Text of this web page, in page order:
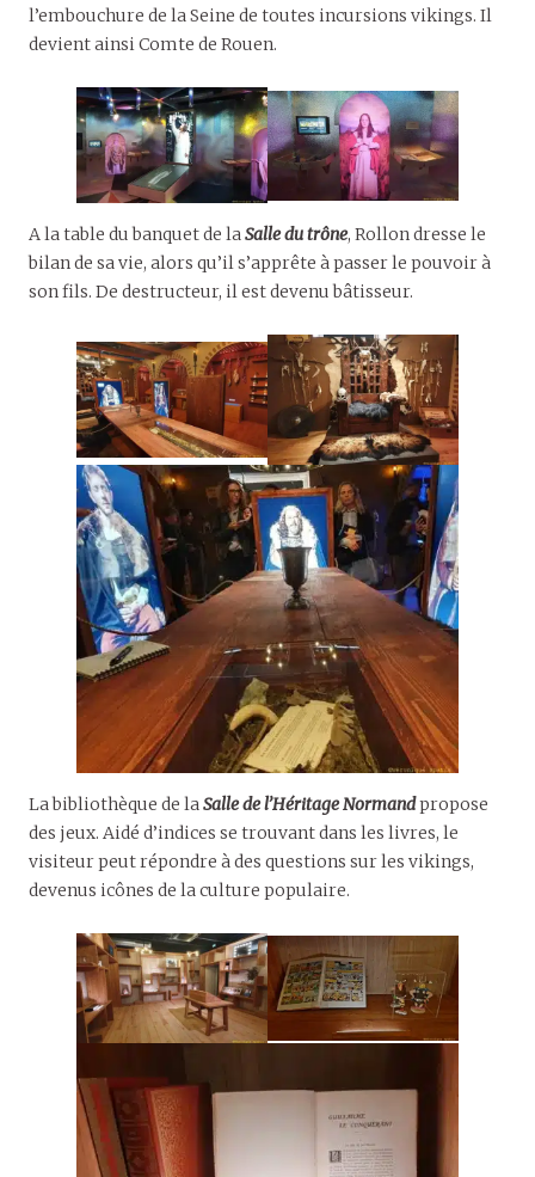
l’embouchure de la Seine de toutes incursions vikings. Il
devient ainsi Comte de Rouen.
A la table du banquet de laSalle du trône, Rollon dresse le
bilan de sa vie, alors qu’il s’apprête à passer le pouvoir à
son fils. De destructeur, il est devenu bâtisseur.
La bibliothèque de laSalle de l’Héritage Normandpropose
des jeux. Aidé d’indices se trouvant dans les livres, le
visiteur peut répondre à des questions sur les vikings,
devenus icônes de la culture populaire.